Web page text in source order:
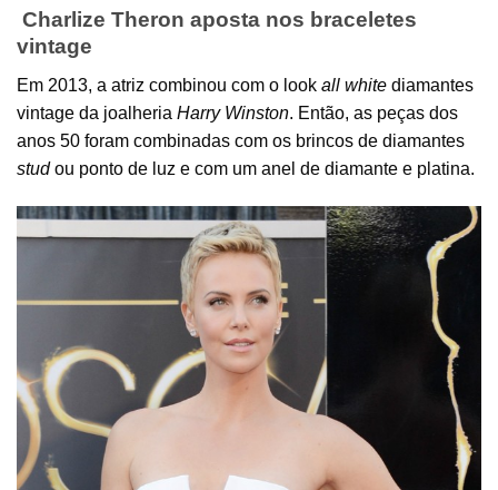
Charlize Theron aposta nos braceletes
vintage
Em 2013, a atriz combinou com o look all white diamantes
vintage da joalheria Harry Winston. Então, as peças dos
anos 50 foram combinadas com os brincos de diamantes
studou ponto de luz e com um anel de diamante e platina.